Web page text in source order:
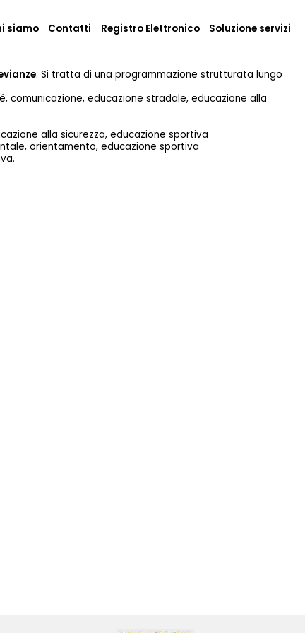
siamo Contatti Registro Elettronico Soluzione servizi
. Si tratta di una programmazione strutturata lungo
comunicazione, educazione stradale, educazione alla
alla sicurezza, educazione sportiva
orientamento, educazione sportiva